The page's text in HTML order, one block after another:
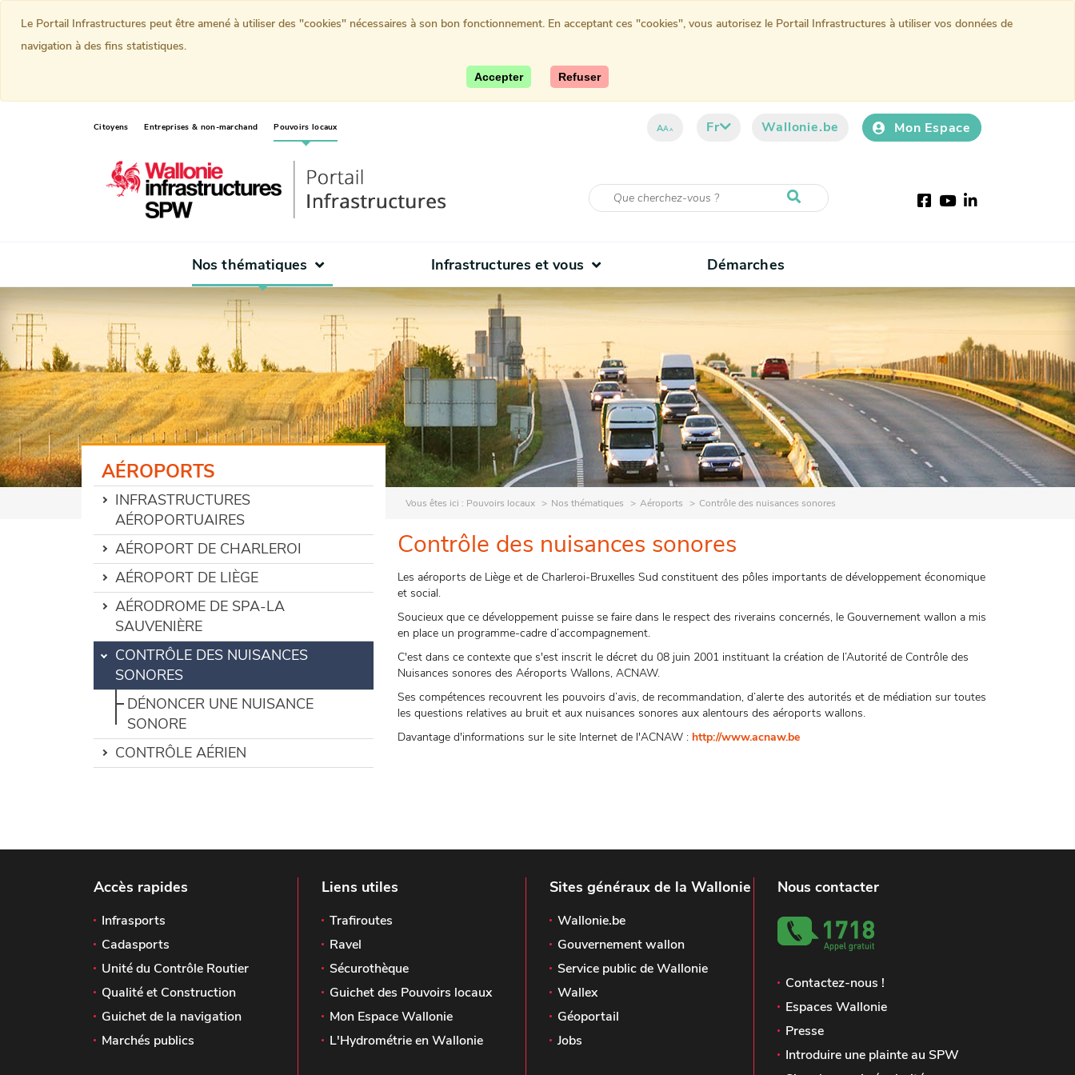
Citoyens Entreprises & non-marchand Pouvoirs locaux(current) AAA Fr Wallonie.be Mon Espace
Facebook
YoutubeLinkedIn
Nos thématiques Infrastructures et vous Démarches
Vous êtes ici : Pouvoirs locaux Nos thématiques Aéroports Contrôle des nuisances sonores
AÉROPORTS
INFRASTRUCTURES
AÉROPORTUAIRES
AÉROPORT DE CHARLEROI
AÉROPORT DE LIÈGE
AÉRODROME DE SPA-LA
SAUVENIÈRE
CONTRÔLE DES NUISANCES
SONORES
DÉNONCER UNE NUISANCE
SONORE
CONTRÔLE AÉRIEN
Contrôle des nuisances sonores
Les aéroports de Liège et de Charleroi-Bruxelles Sud constituent des pôles importants de développement économique
et social.
Soucieux que ce développement puisse se faire dans le respect des riverains concernés, le Gouvernement wallon a mis
en place un programme-cadre d’accompagnement.
C'est dans ce contexte que s'est inscrit le décret du 08 juin 2001 instituant la création de l’Autorité de Contrôle des
Nuisances sonores des Aéroports Wallons, ACNAW.
Ses compétences recouvrent les pouvoirs d’avis, de recommandation, d’alerte des autorités et de médiation sur toutes
les questions relatives au bruit et aux nuisances sonores aux alentours des aéroports wallons.
Davantage d'informations sur le site Internet de l'ACNAW : http://www.acnaw.be
Accès rapides
Infrasports
Cadasports
Unité du Contrôle Routier
Qualité et Construction
Guichet de la navigation
Marchés publics
Liens utiles
Trafiroutes
Ravel
Sécurothèque
Guichet des Pouvoirs locaux
Mon Espace Wallonie
L'Hydrométrie en Wallonie
Sites généraux de la Wallonie
Wallonie.be
Gouvernement wallon
Service public de Wallonie
Wallex
Géoportail
Jobs
Nous contacter
Contactez-nous !
Espaces Wallonie
Presse
Introduire une plainte au SPW
Le Portail Infrastructures peut être amené à utiliser des "cookies" nécessaires à son bon fonctionnement. En acceptant ces "cookies", vous autorisez le Portail Infrastructures à utiliser vos données de
navigation à des fins statistiques.
Accepter Refuser